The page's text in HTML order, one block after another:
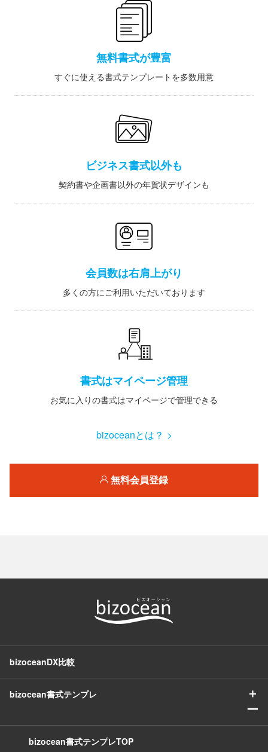
無料書式が豊富
すぐに使える書式テンプレートを多数用意
ビジネス書式以外も
契約書や企画書以外の年賀状デザインも
会員数は右肩上がり
多くの方にご利用いただいております
書式はマイページ管理
お気に入りの書式はマイページで管理できる
bizoceanとは？ >
無料会員登録
bizoceanDX比較
bizocean書式テンプレ
＋
ー
bizocean書式テンプレTOP